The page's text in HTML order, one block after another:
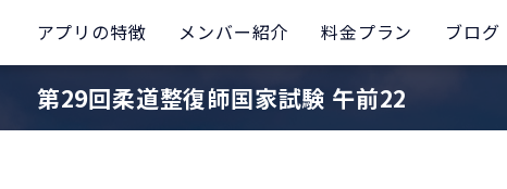
アプリの特徴 メンバー紹介 料金プラン ブログ
第29回柔道整復師国家試験 午前22